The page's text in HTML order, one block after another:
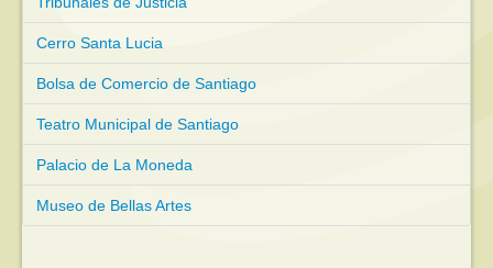
Cerro Santa Lucia
Bolsa de Comercio de Santiago
Teatro Municipal de Santiago
Palacio de La Moneda
Museo de Bellas Artes